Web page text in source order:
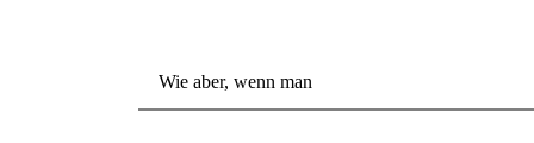
Wie aber, wenn man